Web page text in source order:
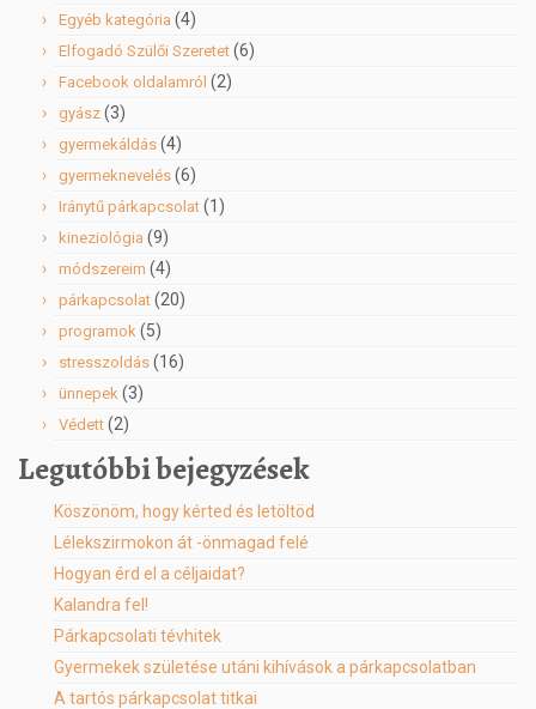
Egyéb kategória (4)
Elfogadó Szülői Szeretet (6)
Facebook oldalamról (2)
gyász (3)
gyermekáldás (4)
gyermeknevelés (6)
Iránytű párkapcsolat (1)
kineziológia (9)
módszereim (4)
párkapcsolat (20)
programok (5)
stresszoldás (16)
ünnepek (3)
Védett (2)
Legutóbbi bejegyzések
Köszönöm, hogy kérted és letöltöd
Lélekszirmokon át -önmagad felé
Hogyan érd el a céljaidat?
Kalandra fel!
Párkapcsolati tévhitek
Gyermekek születése utáni kihívások a párkapcsolatban
A tartós párkapcsolat titkai